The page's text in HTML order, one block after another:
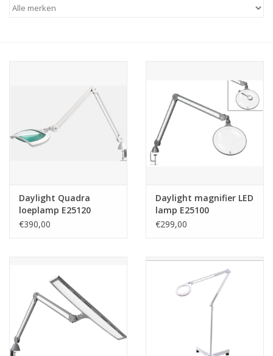
Opbergsystemen
Breien en haken
Handwerk
Sale / Coupons
Cadeaubonnen
Guy's blog
Loyalty
Daylight Quadra
loeplamp E25120
€390,00
Daylight magnifier LED
lamp E25100
€299,00